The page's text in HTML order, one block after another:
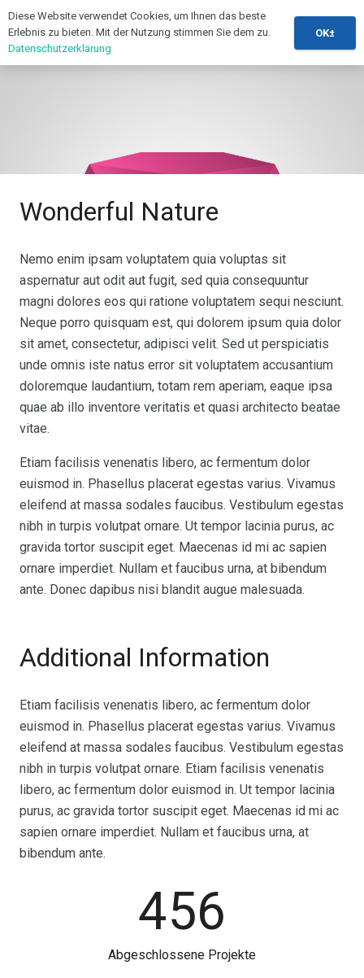
Wonderful Nature
Nemo enim ipsam voluptatem quia voluptas sit
aspernatur aut odit aut fugit, sed quia consequuntur
magni dolores eos qui ratione voluptatem sequi nesciunt.
Neque porro quisquam est, qui dolorem ipsum quia dolor
sit amet, consectetur, adipisci velit. Sed ut perspiciatis
unde omnis iste natus error sit voluptatem accusantium
doloremque laudantium, totam rem aperiam, eaque ipsa
quae ab illo inventore veritatis et quasi architecto beatae
vitae.
Etiam facilisis venenatis libero, ac fermentum dolor
euismod in. Phasellus placerat egestas varius. Vivamus
eleifend at massa sodales faucibus. Vestibulum egestas
nibh in turpis volutpat ornare. Ut tempor lacinia purus, ac
gravida tortor suscipit eget. Maecenas id mi ac sapien
ornare imperdiet. Nullam et faucibus urna, at bibendum
ante. Donec dapibus nisi blandit augue malesuada.
Additional Information
Etiam facilisis venenatis libero, ac fermentum dolor
euismod in. Phasellus placerat egestas varius. Vivamus
eleifend at massa sodales faucibus. Vestibulum egestas
nibh in turpis volutpat ornare. Etiam facilisis venenatis
libero, ac fermentum dolor euismod in. Ut tempor lacinia
purus, ac gravida tortor suscipit eget. Maecenas id mi ac
sapien ornare imperdiet. Nullam et faucibus urna, at
bibendum ante.
456
Abgeschlossene Projekte
Diese Website verwendet Cookies, um Ihnen das beste
Erlebnis zu bieten. Mit der Nutzung stimmen Sie dem zu.
Datenschutzerklärung
OK±